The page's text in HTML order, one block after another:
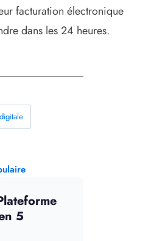
facturation électronique
dans les 24 heures.
5